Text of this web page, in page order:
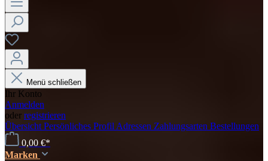
Menü schließen
Ihr Konto
Anmelden
oder registrieren
Übersicht Persönliches Profil Adressen Zahlungsarten Bestellungen
0,00 €*
Marken